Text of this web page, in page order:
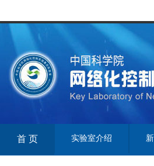
首 页 实验室介绍